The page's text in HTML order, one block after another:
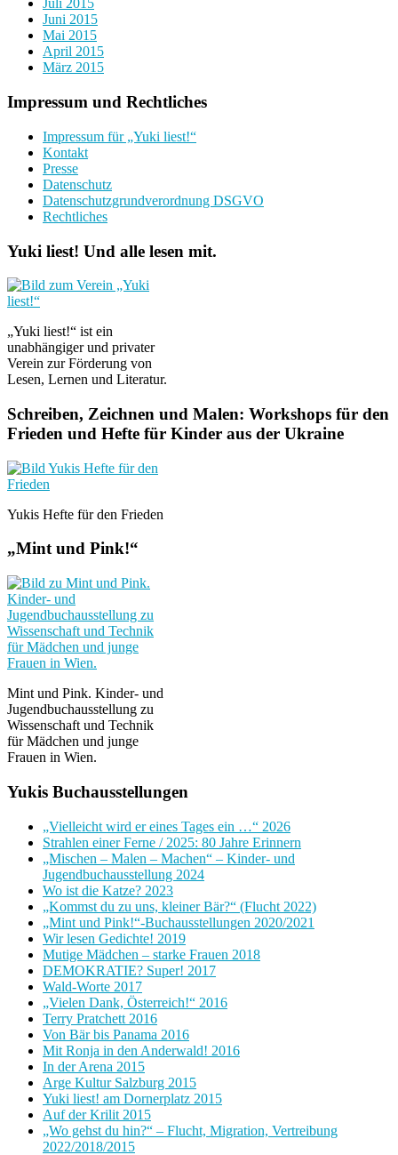
Juli 2015
Juni 2015
Mai 2015
April 2015
März 2015
Impressum und Rechtliches
Impressum für „Yuki liest!“
Kontakt
Presse
Datenschutz
Datenschutzgrundverordnung DSGVO
Rechtliches
Yuki liest! Und alle lesen mit.
„Yuki liest!“ ist ein
unabhängiger und privater
Verein zur Förderung von
Lesen, Lernen und Literatur.
Schreiben, Zeichnen und Malen: Workshops für den
Frieden und Hefte für Kinder aus der Ukraine
Yukis Hefte für den Frieden
„Mint und Pink!“
Mint und Pink. Kinder- und
Jugendbuchausstellung zu
Wissenschaft und Technik
für Mädchen und junge
Frauen in Wien.
Yukis Buchausstellungen
„Vielleicht wird er eines Tages ein …“ 2026
Strahlen einer Ferne / 2025: 80 Jahre Erinnern
„Mischen – Malen – Machen“ – Kinder- und
Jugendbuchausstellung 2024
Wo ist die Katze? 2023
„Kommst du zu uns, kleiner Bär?“ (Flucht 2022)
„Mint und Pink!“-Buchausstellungen 2020/2021
Wir lesen Gedichte! 2019
Mutige Mädchen – starke Frauen 2018
DEMOKRATIE? Super! 2017
Wald-Worte 2017
„Vielen Dank, Österreich!“ 2016
Terry Pratchett 2016
Von Bär bis Panama 2016
Mit Ronja in den Anderwald! 2016
In der Arena 2015
Arge Kultur Salzburg 2015
Yuki liest! am Dornerplatz 2015
Auf der Krilit 2015
„Wo gehst du hin?“ – Flucht, Migration, Vertreibung
2022/2018/2015